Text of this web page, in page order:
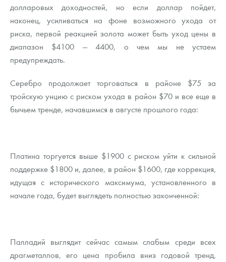
долларовых доходностей, но если доллар пойдет,
наконец, усиливаться на фоне возможного ухода от
риска, первой реакцией золота может быть уход цены в
диапазон $4100 — 4400, о чем мы не устаем
предупреждать.
Серебро продолжает торговаться в районе $75 за
тройскую унцию с риском ухода в район $70 и все еще в
бычьем тренде, начавшимся в августе прошлого года:
Платина торгуется выше $1900 с риском уйти к сильной
поддержке $1800 и, далее, в район $1600, где коррекция,
идущая с исторического максимума, установленного в
начале года, будет выглядеть полностью законченной:
Палладий выглядит сейчас самым слабым среди всех
драгметаллов, его цена пробила вниз годовой тренд,